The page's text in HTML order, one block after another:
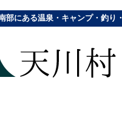
部にある温泉・キャンプ・釣